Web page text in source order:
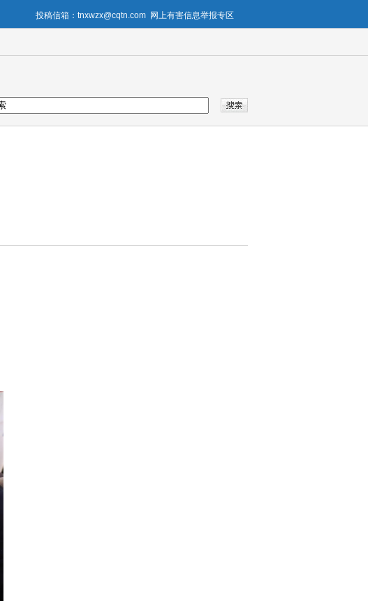
投稿信箱：tnxwzx@cqtn.com 网上有害信息举报专区